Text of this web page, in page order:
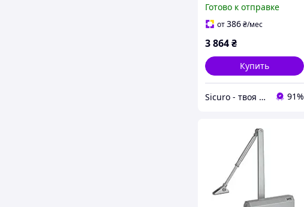
тягой
Готово к отправке
от386₴/мес
3 864₴
Купить
Sicuro - твоя вселенная комфорта и безопасности 91%